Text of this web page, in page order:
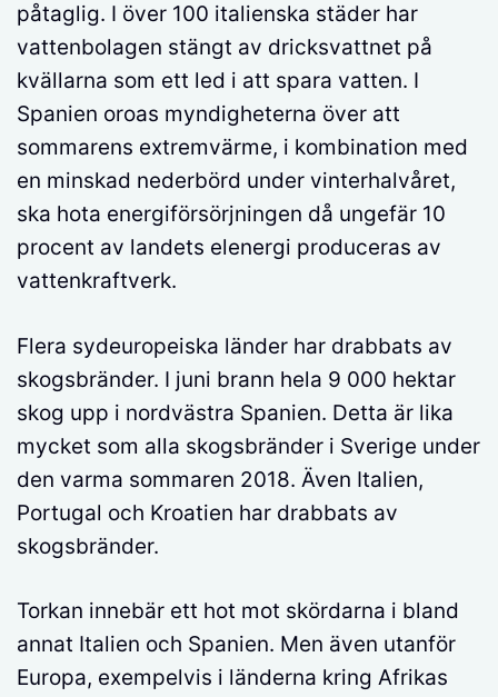
påtaglig. I över 100 italienska städer har
vattenbolagen stängt av dricksvattnet på
kvällarna som ett led i att spara vatten. I
Spanien oroas myndigheterna över att
sommarens extremvärme, i kombination med
en minskad nederbörd under vinterhalvåret,
ska hota energiförsörjningen då ungefär 10
procent av landets elenergi produceras av
vattenkraftverk.
Flera sydeuropeiska länder har drabbats av
skogsbränder. I juni brann hela 9 000 hektar
skog upp i nordvästra Spanien. Detta är lika
mycket som alla skogsbränder i Sverige under
den varma sommaren 2018. Även Italien,
Portugal och Kroatien har drabbats av
skogsbränder.
Torkan innebär ett hot mot skördarna i bland
annat Italien och Spanien. Men även utanför
Europa, exempelvis i länderna kring Afrikas